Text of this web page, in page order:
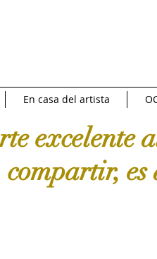
Sotheby's Subasta
excelente
es
En casa del artista